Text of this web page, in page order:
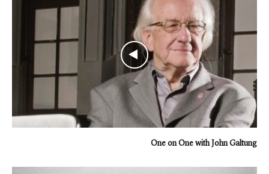
One on One with John Galtung